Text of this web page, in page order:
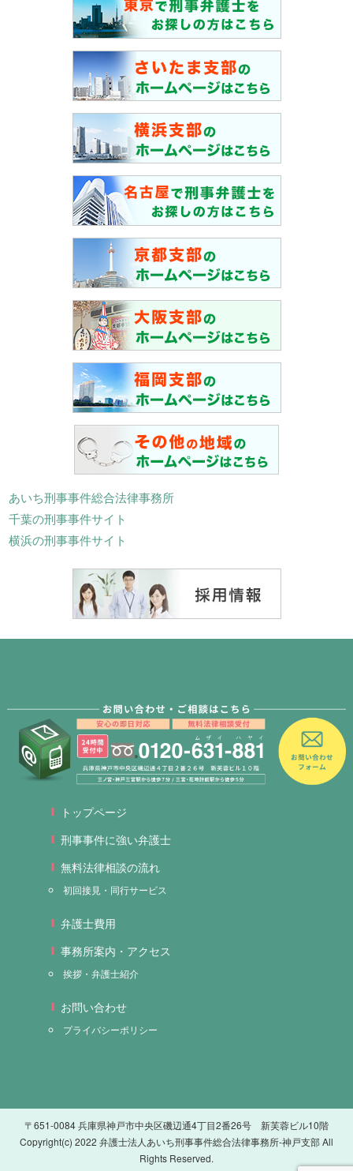
あいち刑事事件総合法律事務所
千葉の刑事事件サイト
横浜の刑事事件サイト
トップページ
刑事事件に強い弁護士
無料法律相談の流れ
初回接見・同行サービス
弁護士費用
事務所案内・アクセス
挨拶・弁護士紹介
お問い合わせ
プライバシーポリシー
〒651-0084 兵庫県神戸市中央区磯辺通4丁目2番26号 新芙蓉ビル10階
Copyright(c) 2022 弁護士法人あいち刑事事件総合法律事務所-神戸支部 All
Rights Reserved.